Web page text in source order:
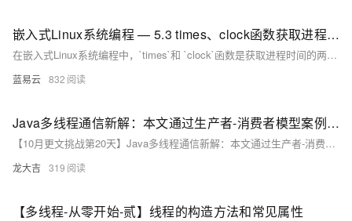
嵌入式Linux系统编程 — 5.3 times、clock函数获取进程时间
在嵌入式Linux系统编程中，`times`和 `clock`函数是获取进程时间的两个重要工具。`times`函数提供了更详细的进程和子进程时间信息，而 `clock`函数则提供了更简单的处理器时间获取方法。根据具体需求选择合适的函数，可以更有效地进行性能分析和资源管理。通过本文的介绍，希望能帮助您更好地理解和使用这两个函数，提高嵌入式系统编程的效率和效果。
蓝易云 832
Java多线程通信新解：本文通过生产者-消费者模型案例，深入解析wait()、notify()、notifyAll()方法的实用技巧
【10月更文挑战第20天】Java多线程通信新解：本文通过生产者-消费者模型案例，深入解析wait()、notify()、notifyAll()方法的实用技巧，包括避免在循环外调用wait()、优先使用notifyAll()、确保线程安全及处理InterruptedException等，帮助读者更好地掌握这些方法的应用。
龙大吉 319
【多线程-从零开始-贰】线程的构造方法和常见属性